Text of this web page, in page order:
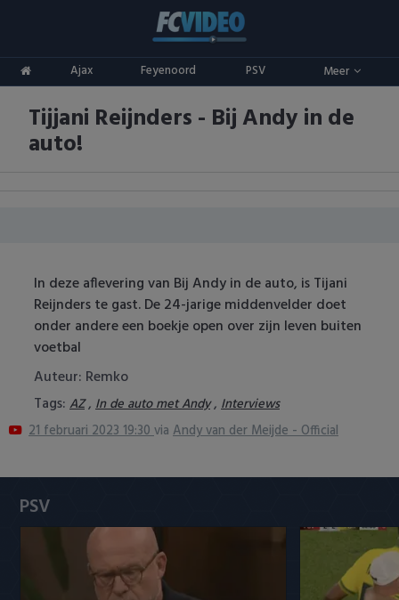
Ajax Feyenoord PSV Meer
ADO Den Haag
Ajax
FC Twente
FC Utrecht
Feyenoord
Heracles Almelo
PEC Zwolle
Competities
Eredivisie
Vrouwenvoetbal
Champions League
Europa League
Conference League
Oranje
Tijjani Reijnders - Bij Andy in de
auto!
In deze aflevering van Bij Andy in de auto, is Tijani
Reijnders te gast. De 24-jarige middenvelder doet
onder andere een boekje open over zijn leven buiten
voetbal
Auteur: Remko
Tags: AZ, In de auto met Andy, Interviews
21 februari 2023 19:30via Andy van der Meijde - Official
PSV